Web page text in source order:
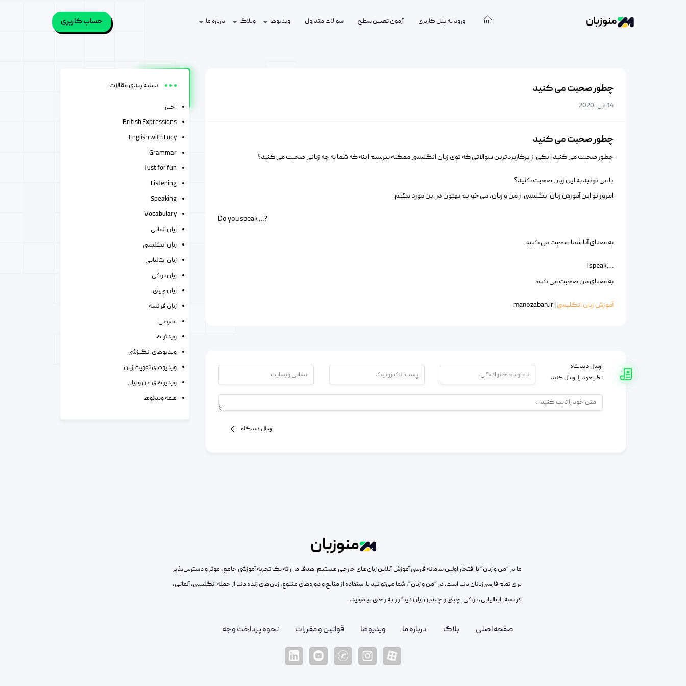
منوزبان ورود به پنل کاربری آزمون تعیین سطح سوالات متداول ویدیوها وبلاگ درباره ما حساب کاربری
چطور صحبت می کنید
14 می, 2020
چطور صحبت می کنید
چطور صحبت می کنید | یکی از پرکاربردترین سوالاتی که توی زبان انگلیسی ممکنه بپرسیم اینه که شما به چه زبانی صحبت می کنید؟
یا می تونید به این زبان صحبت کنید؟
امروز تو این آموزش زبان انگلیسی از من و زبان، می خوایم بهتون در این مورد بگیم.
?… Do you speak
به معنای آیا شما صحبت می کنید
….I speak
به معنای من صحبت می کنم
آموزش زبان انگلیسی
ارسال دیدگاه
نظر خود را ارسال کنید
ارسال دیدگاه
دسته بندی مقالات
اخبار
British Expressions
English with Lucy
Grammar
Just for fun
Listening
Speaking
Vocabulary
زبان آلمانی
زبان انگلیسی
زبان ایتالیایی
زبان ترکی
زبان چینی
زبان فرانسه
عمومی
ویدئو ها
ویدیوهای انگیزشی
ویدیوهای تقویت زبان
ویدیوهای من و زبان
همه ویدئوها
منوزبان
ما در “من و زبان” با افتخار اولین سامانه فارسی آموزش آنلاین زبان‌های خارجی هستیم. هدف ما ارائه یک تجربه آموزشی جامع، موثر و دسترس‌پذیر
برای تمام فارسی‌زبانان دنیا است. در “من و زبان”، شما می‌توانید با استفاده از منابع و دوره‌های متنوع، زبان‌های زنده دنیا از جمله انگلیسی، آلمانی،
فرانسه، ایتالیایی، ترکی، چینی و چندین زبان دیگر را به راحتی بیاموزید.
صفحه اصلی بلاگ درباره ما ویدیوها قوانین و مقررات نحوه پرداخت وجه